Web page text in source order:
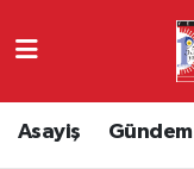
Asayiş Gündem